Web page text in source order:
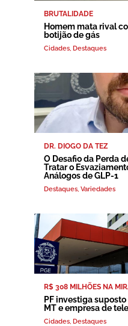
BRUTALIDADE
Homem mata rival
botijão de gás
Cidades, Destaques
DR. DIOGO DA TEZ
O Desafio da Perda
Tratar o
Análogos de GLP-1
Destaques, Variedades
R$ 308 MILHÕES NA
PF investiga
MT e empresa de
Cidades, Destaques